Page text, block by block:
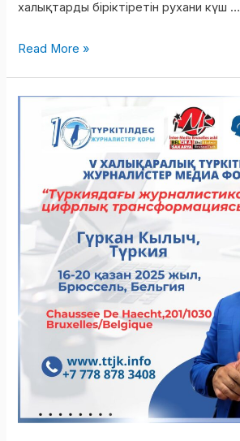
халықтарды біріктіретін рухани күш …
Read More »
МЕДИА
ФОРУМ:
«ТҮРКИЯДАҒЫ
ЖУРНАЛИСТИКАНЫҢ
ЦИФРЛЫҚ
ТРАНСОРМАЦИЯСЫ»